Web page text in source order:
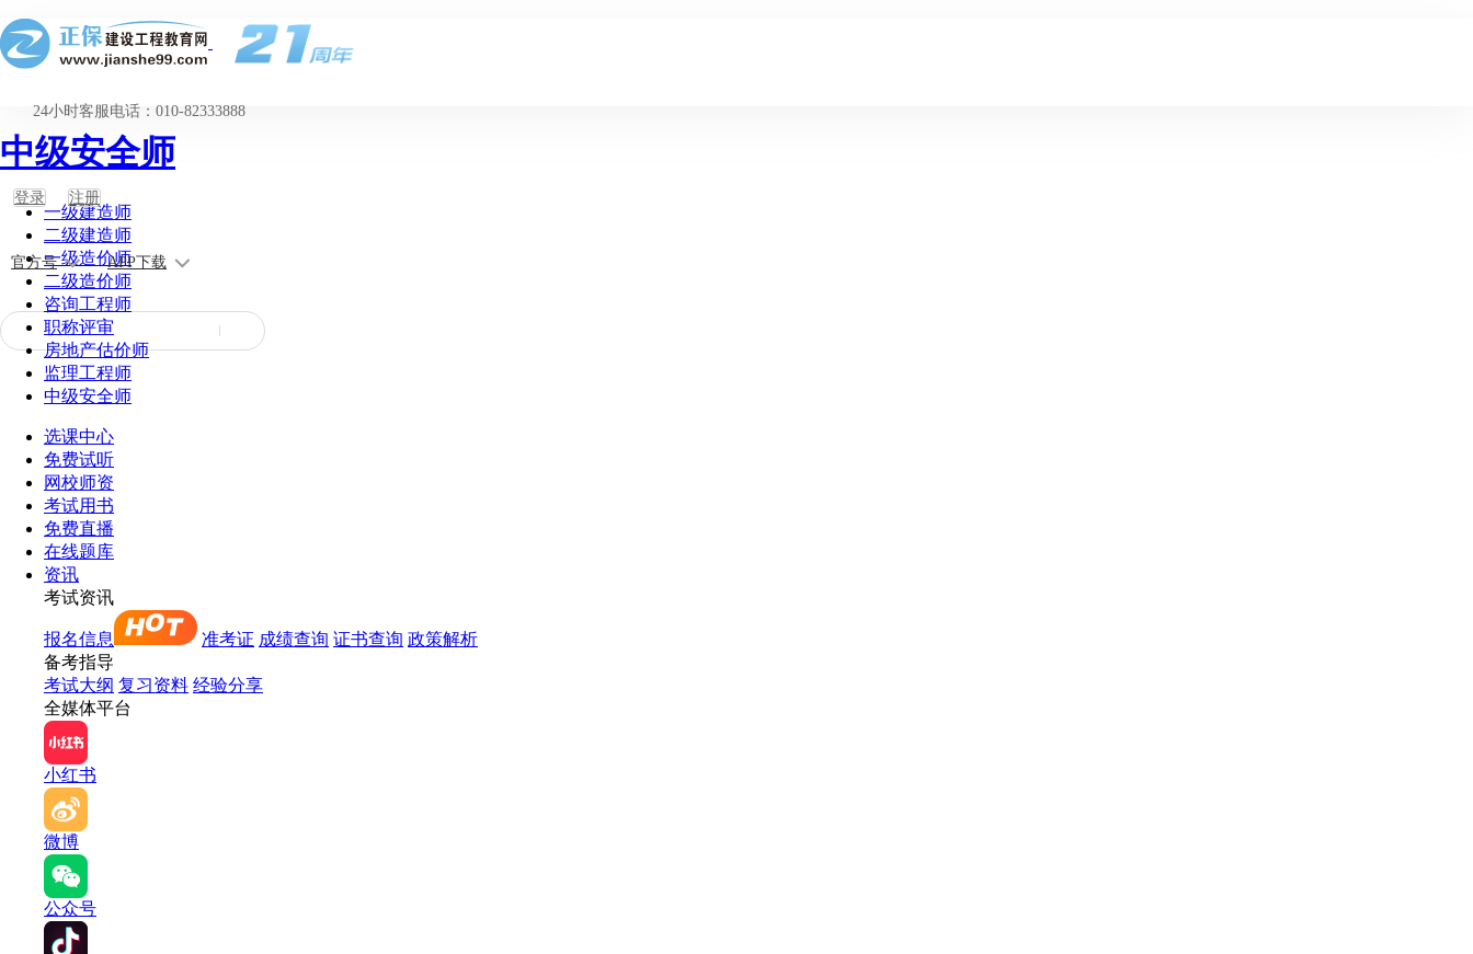
24小时客服电话：010-82333888
登录 注册
官方号 APP下载
中级安全师
一级建造师
二级建造师
一级造价师
二级造价师
咨询工程师
职称评审
房地产估价师
监理工程师
中级安全师
选课中心
免费试听
网校师资
考试用书
免费直播
在线题库
资讯
考试资讯
报名信息 准考证 成绩查询 证书查询 政策解析
备考指导
考试大纲 复习资料 经验分享
全媒体平台
小红书
微博
公众号